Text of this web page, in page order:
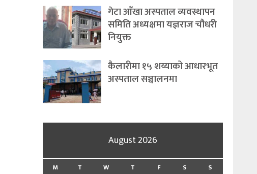
गेटा आँखा अस्पताल व्यवस्थापन
समिति अध्यक्षमा यज्ञराज चौधरी
नियुक्त
कैलारीमा १५ शय्याको आधारभूत
अस्पताल सञ्चालनमा
August 2026
M T W T F S
S